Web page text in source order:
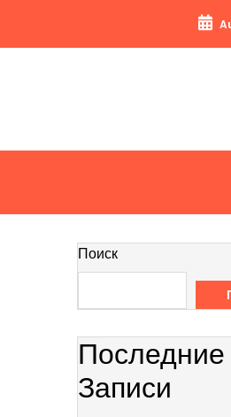
Поиск
Последние
Записи